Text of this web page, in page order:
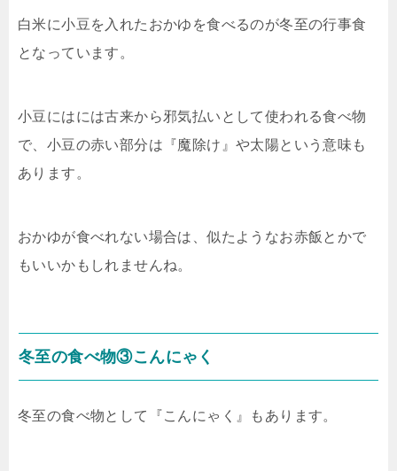
白米に小豆を入れたおかゆを食べるのが冬至の行事食
となっています。
小豆にはには古来から邪気払いとして使われる食べ物
で、小豆の赤い部分は『魔除け』や太陽という意味も
あります。
おかゆが食べれない場合は、似たようなお赤飯とかで
もいいかもしれませんね。
冬至の食べ物③こんにゃく
冬至の食べ物として『こんにゃく』もあります。